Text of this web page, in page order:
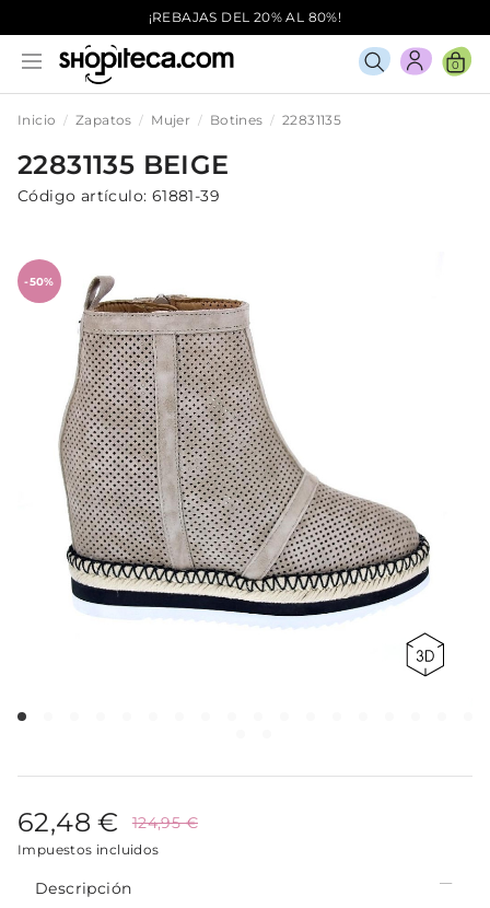
¡REBAJAS DEL 20% AL 80%!
0
Inicio Zapatos Mujer Botines 22831135
22831135 BEIGE
Código artículo: 61881-39
-50%
62,48 € 124,95 €
Impuestos incluidos
Descripción